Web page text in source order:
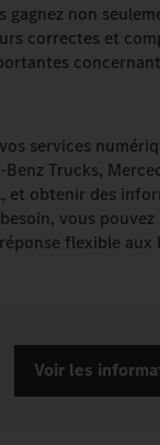
non
correctes et
services
Trucks,
et obtenir des
vous
flexible
Voir les